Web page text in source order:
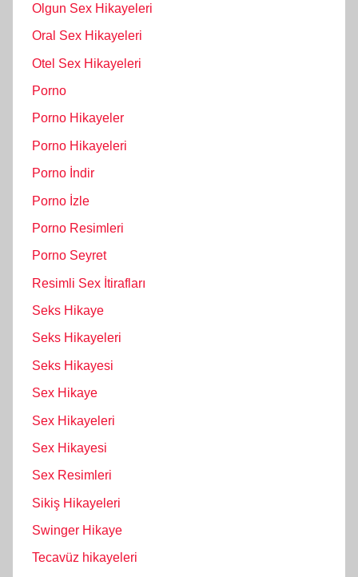
Olgun Sex Hikayeleri
Oral Sex Hikayeleri
Otel Sex Hikayeleri
Porno
Porno Hikayeler
Porno Hikayeleri
Porno İndir
Porno İzle
Porno Resimleri
Porno Seyret
Resimli Sex İtirafları
Seks Hikaye
Seks Hikayeleri
Seks Hikayesi
Sex Hikaye
Sex Hikayeleri
Sex Hikayesi
Sex Resimleri
Sikiş Hikayeleri
Swinger Hikaye
Tecavüz hikayeleri